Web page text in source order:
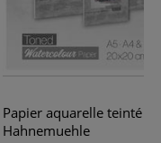
Papier aquarelle teinté
Hahnemuehle